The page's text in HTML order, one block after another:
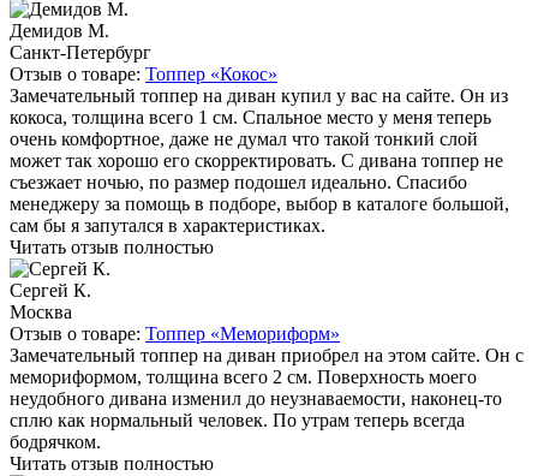
Демидов М.
Санкт-Петербург
Отзыв о товаре: Топпер «Кокос»
Замечательный топпер на диван купил у вас на сайте. Он из
кокоса, толщина всего 1 см. Спальное место у меня теперь
очень комфортное, даже не думал что такой тонкий слой
может так хорошо его скорректировать. С дивана топпер не
съезжает ночью, по размер подошел идеально. Спасибо
менеджеру за помощь в подборе, выбор в каталоге большой,
сам бы я запутался в характеристиках.
Читать отзыв полностью
Сергей К.
Москва
Отзыв о товаре: Топпер «Мемориформ»
Замечательный топпер на диван приобрел на этом сайте. Он с
мемориформом, толщина всего 2 см. Поверхность моего
неудобного дивана изменил до неузнаваемости, наконец-то
сплю как нормальный человек. По утрам теперь всегда
бодрячком.
Читать отзыв полностью